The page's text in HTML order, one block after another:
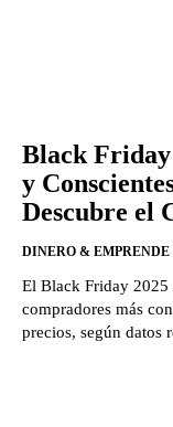
Black Friday
y
Descubre el
DINERO & EMPRENDE
El Black Friday 2025
compradores más
precios, según datos